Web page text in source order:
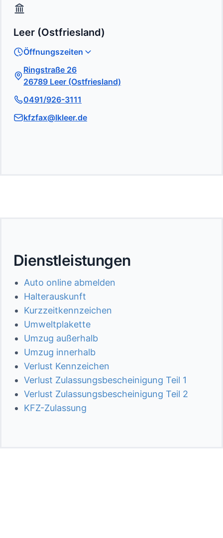
Leer (Ostfriesland)
Öffnungszeiten
Ringstraße 26
26789 Leer (Ostfriesland)
0491/926-3111
kfzfax@lkleer.de
Dienstleistungen
Auto online abmelden
Halterauskunft
Kurzzeitkennzeichen
Umweltplakette
Umzug außerhalb
Umzug innerhalb
Verlust Kennzeichen
Verlust Zulassungsbescheinigung Teil 1
Verlust Zulassungsbescheinigung Teil 2
KFZ-Zulassung